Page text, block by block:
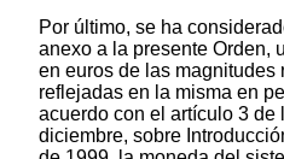
Por último, se ha
anexo a la presente Orden,
en euros de las magnitudes
reflejadas en la misma en
acuerdo con el artículo 3 de
diciembre, sobre